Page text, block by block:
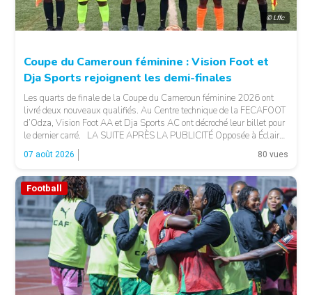
© Lffc
Coupe du Cameroun féminine : Vision Foot et
Dja Sports rejoignent les demi-finales
Les quarts de finale de la Coupe du Cameroun féminine 2026 ont
livré deux nouveaux qualifiés. Au Centre technique de la FECAFOOT
d’Odza, Vision Foot AA et Dja Sports AC ont décroché leur billet pour
le dernier carré. LA SUITE APRÈS LA PUBLICITÉ Opposée à Éclair
FF, Vision Foot a dû patienter jusqu’à la […]
07 août 2026 80 vues
Football